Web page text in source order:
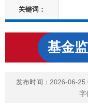
关键词：
基金
发布时间：2026-06-25
字